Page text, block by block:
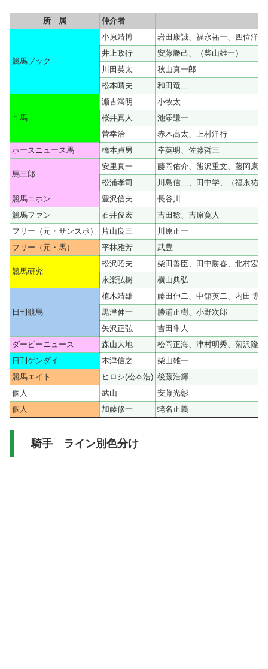
所 属 仲介者
競馬ブック
小原靖博
岩田康誠、福永祐一、四位洋
井上政行
安藤勝己、（柴山雄一）
川田英太
秋山真一郎
松本晴夫
和田竜二
１馬
瀬古満明
小牧太
桜井真人
池添謙一
菅幸治
赤木高太、上村洋行
ホースニュース馬
橋本貞男 幸英明、佐藤哲三
馬三郎
安里真一
藤岡佑介、熊沢重文、藤岡康太
松浦孝司
川島信二、田中学、（福永祐一
競馬ニホン
豊沢信夫
長谷川
競馬ファン
石井俊宏
吉田稔、吉原寛人
フリー（元・サンスポ）
片山良三
川原正一
フリー（元・馬）
平林雅芳 武豊
競馬研究
松沢昭夫
柴田善臣、田中勝春、北村宏
永楽弘樹
横山典弘
日刊競馬
植木靖雄
藤田伸二、中舘英二、内田博
黒津伸一
勝浦正樹、小野次郎
矢沢正弘
吉田隼人
ダービーニュース
森山大地
松岡正海、津村明秀、菊沢隆徳
日刊ゲンダイ
木津信之
柴山雄一
競馬エイト
ヒロシ(松本浩) 後藤浩輝
個人
武山
安藤光彰
個人
加藤修一 蛯名正義
騎手 ライン別色分け